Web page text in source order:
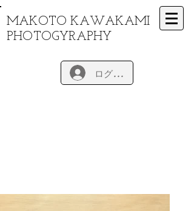
MAKOTO KAWAKAMI
PHOTOGYRAPHY
ログイン